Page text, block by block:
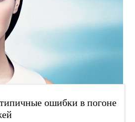
ошибки в погоне